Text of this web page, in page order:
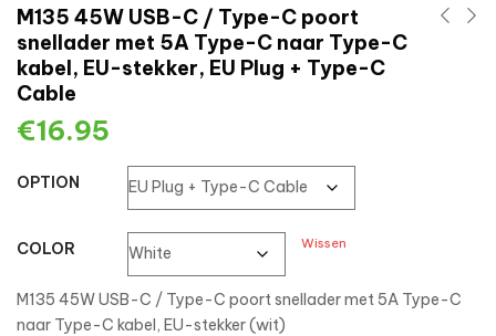
M135 45W USB-C / Type-C poort
snellader met 5A Type-C naar Type-C
kabel, EU-stekker, EU Plug + Type-C
Cable
€16.95
OPTION
COLOR Wissen
M135 45W USB-C / Type-C poort snellader met 5A Type-C
naar Type-C kabel, EU-stekker (wit)